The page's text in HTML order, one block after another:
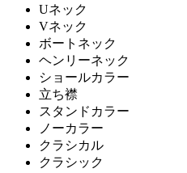
Uネック
Vネック
ボートネック
ヘンリーネック
ショールカラー
立ち襟
スタンドカラー
ノーカラー
クラシカル
クラシック